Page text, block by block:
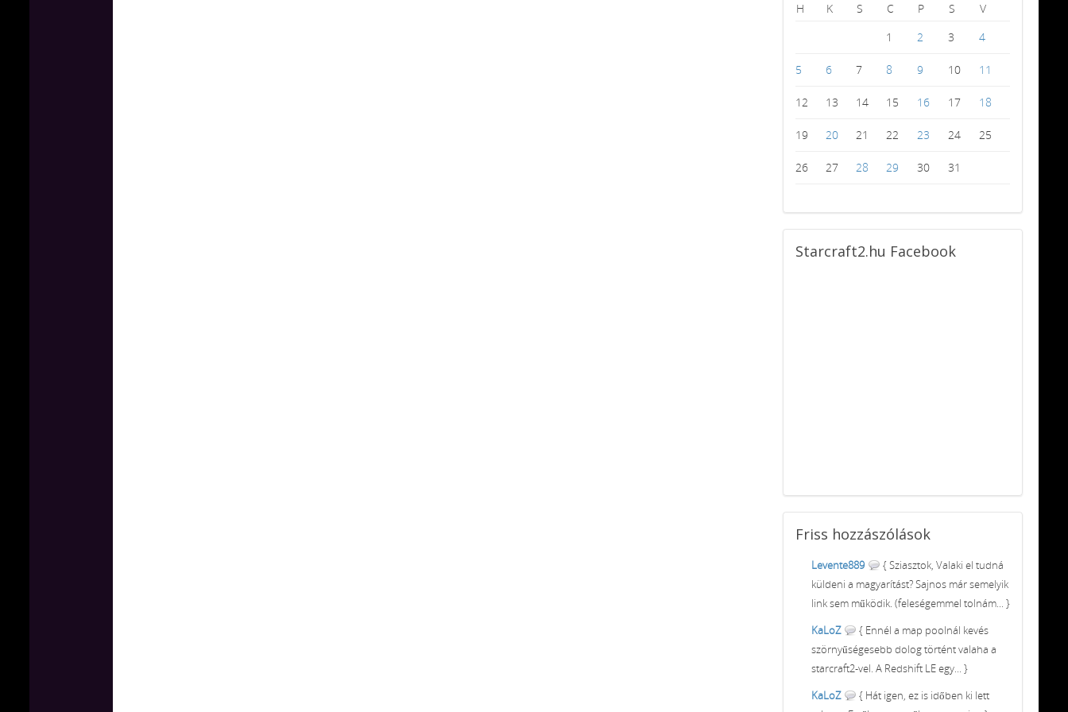
H
K S C P S
V
1
2 3 4
5 6 7 8 9 10 11
12 13 14 15 16 17 18
19 20 21 22 23 24 25
26 27 28 29 30 31
Starcraft2.hu Facebook
Friss hozzászólások
Levente889
{ Sziasztok, Valaki el tudná
küldeni a magyarítást? Sajnos már semelyik
link sem működik. (feleségemmel tolnám... }
KaLoZ
{ Ennél a map poolnál kevés
szörnyűségesebb dolog történt valaha a
starcraft2-vel. A Redshift LE egy... }
KaLoZ
{ Hát igen, ez is időben ki lett